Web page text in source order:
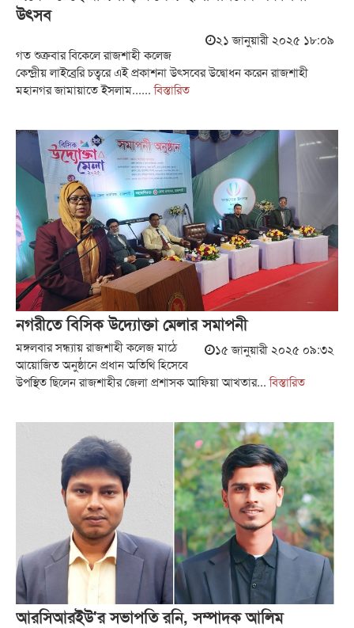
উৎসব
২১ জানুয়ারী ২০২৫ ১৮:০৯
গত শুক্রবার বিকেলে রাজশাহী কলেজ
কেন্দ্রীয় লাইব্রেরি চত্বরে এই প্রকাশনা উৎসবের উদ্বোধন করেন রাজশাহী
মহানগর জামায়াতে ইসলাম......বিস্তারিত
নগরীতে বিসিক উদ্যোক্তা মেলার সমাপনী
১৫ জানুয়ারী ২০২৫ ০৯:৩২
মঙ্গলবার সন্ধ্যায় রাজশাহী কলেজ মাঠে
আয়োজিত অনুষ্ঠানে প্রধান অতিথি হিসেবে
উপস্থিত ছিলেন রাজশাহীর জেলা প্রশাসক আফিয়া আখতার...বিস্তারিত
আরসিআরইউ'র সভাপতি রনি, সম্পাদক আলিম